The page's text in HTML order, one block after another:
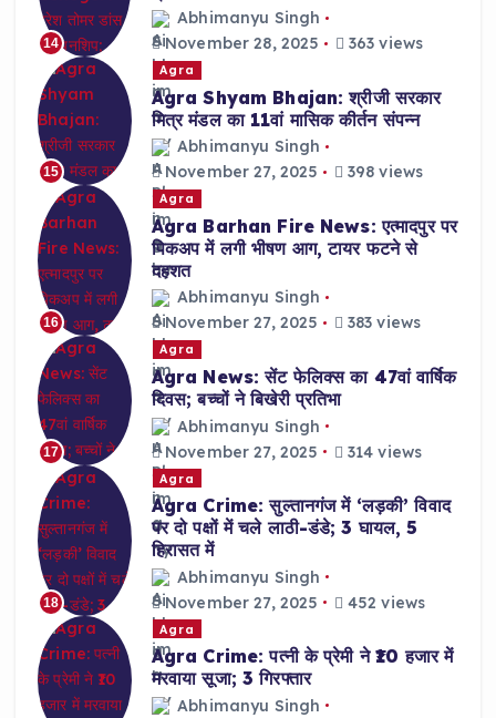
14
Abhimanyu Singh
November 28, 2025
363 views
15
Agra
Agra Shyam Bhajan: श्रीजी सरकार
मित्र मंडल का 11वां मासिक कीर्तन संपन्न
Abhimanyu Singh
November 27, 2025
398 views
16
Agra
Agra Barhan Fire News: एत्मादपुर पर
पिकअप में लगी भीषण आग, टायर फटने से
दहशत
Abhimanyu Singh
November 27, 2025
383 views
17
Agra
Agra News: सेंट फेलिक्स का 47वां वार्षिक
दिवस; बच्चों ने बिखेरी प्रतिभा
Abhimanyu Singh
November 27, 2025
314 views
18
Agra
Agra Crime: सुल्तानगंज में ‘लड़की’ विवाद
पर दो पक्षों में चले लाठी-डंडे; 3 घायल, 5
हिरासत में
Abhimanyu Singh
November 27, 2025
452 views
Agra
Agra Crime: पत्नी के प्रेमी ने ₹10 हजार में
मरवाया सूजा; 3 गिरफ्तार
Abhimanyu Singh